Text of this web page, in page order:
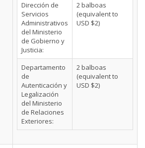
Dirección de
Servicios
Administrativos
del Ministerio
de Gobierno y
Justicia:
2 balboas
(equivalent to
USD $2)
Departamento
de
Autenticación y
Legalización
del Ministerio
de Relaciones
Exteriores:
2 balboas
(equivalent to
USD $2)